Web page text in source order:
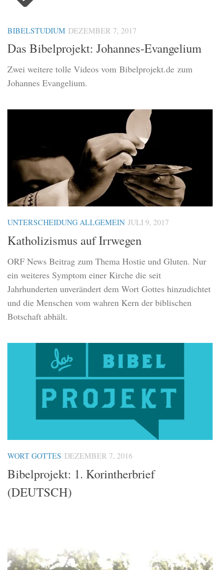
BIBELSTUDIUM DEZEMBER 7, 2017
Das Bibelprojekt: Johannes-Evangelium
Zwei weitere tolle Videos vom Bibelprojekt.de zum
Johannes Evangelium.
UNTERSCHEIDUNG ALLGEMEIN JULI 9, 2017
Katholizismus auf Irrwegen
ORF News Beitrag zum Thema Hostie und Gluten. Nur
ein weiteres Symptom einer Kirche die seit
Jahrhunderten unverändert dem Wort Gottes hinzudichtet
und die Menschen vom wahren Kern der biblischen
Botschaft abhält.
WORT GOTTES DEZEMBER 7, 2016
Bibelprojekt: 1. Korintherbrief
(DEUTSCH)